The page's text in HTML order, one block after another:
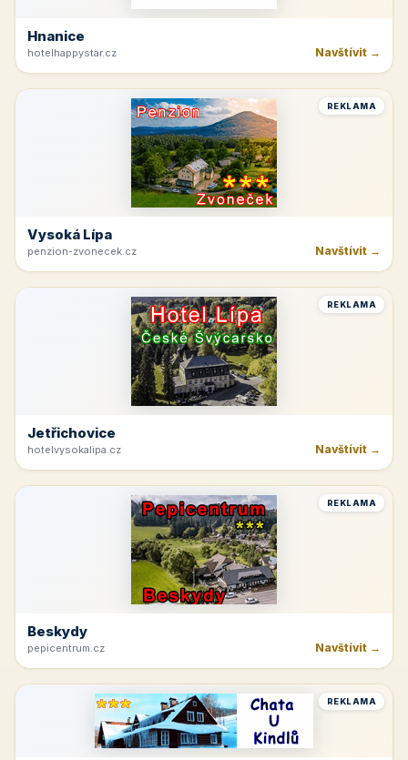
Hnanice
hotelhappystar.cz Navštívit →
REKLAMA
Vysoká Lípa
penzion-zvonecek.cz Navštívit →
REKLAMA
Jetřichovice
hotelvysokalipa.cz Navštívit →
REKLAMA
Beskydy
pepicentrum.cz Navštívit →
REKLAMA